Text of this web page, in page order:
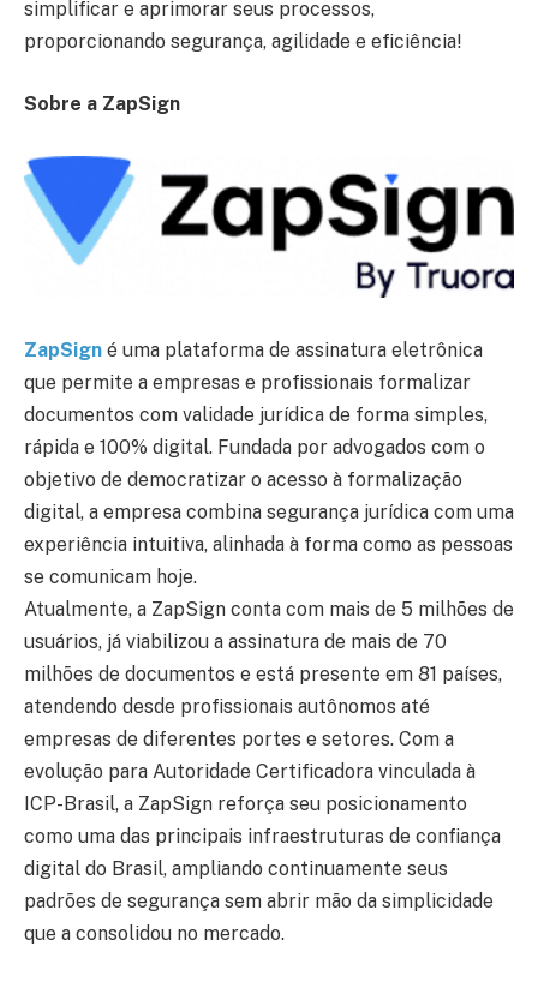
simplificar e aprimorar seus processos,
proporcionando segurança, agilidade e eficiência!
Sobre a ZapSign
ZapSign é uma plataforma de assinatura eletrônica
que permite a empresas e profissionais formalizar
documentos com validade jurídica de forma simples,
rápida e 100% digital. Fundada por advogados com o
objetivo de democratizar o acesso à formalização
digital, a empresa combina segurança jurídica com uma
experiência intuitiva, alinhada à forma como as pessoas
se comunicam hoje.
Atualmente, a ZapSign conta com mais de 5 milhões de
usuários, já viabilizou a assinatura de mais de 70
milhões de documentos e está presente em 81 países,
atendendo desde profissionais autônomos até
empresas de diferentes portes e setores. Com a
evolução para Autoridade Certificadora vinculada à
ICP-Brasil, a ZapSign reforça seu posicionamento
como uma das principais infraestruturas de confiança
digital do Brasil, ampliando continuamente seus
padrões de segurança sem abrir mão da simplicidade
que a consolidou no mercado.